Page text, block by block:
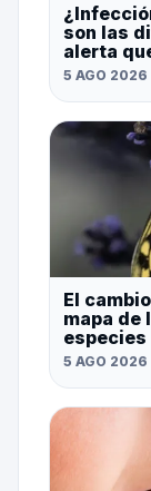
son las
alerta
5 AGO 2026
El
mapa de
5 AGO 2026